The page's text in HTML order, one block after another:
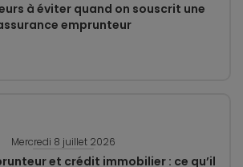
à éviter quand on souscrit une
emprunteur
Mercredi 8 juillet 2026
et crédit immobilier : ce qu’il